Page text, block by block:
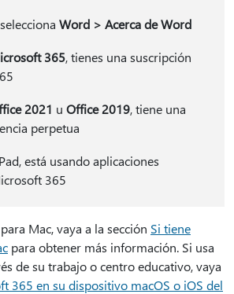
Word > Acerca de Word
365, tienes una suscripción
2021 u Office 2019, tiene una
perpetua
está usando aplicaciones
365
Mac, vaya a la sección Si tiene
para obtener más información. Si usa
de su trabajo o centro educativo, vaya
365 en su dispositivo macOS o iOS del